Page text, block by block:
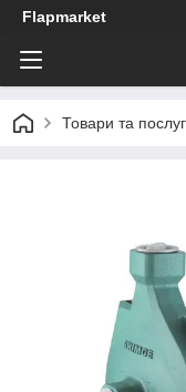
Flapmarket
Товари та